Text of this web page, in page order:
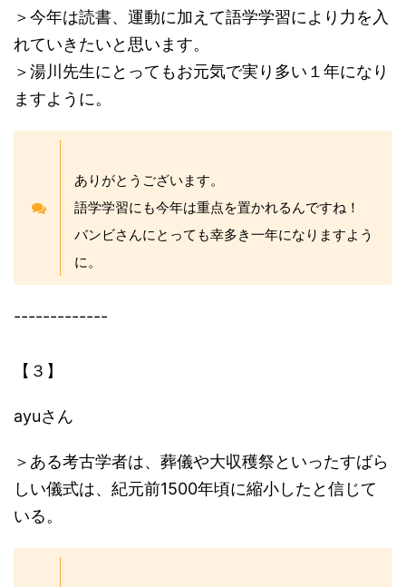
＞今年は読書、運動に加えて語学学習により力を入
れていきたいと思います。
＞湯川先生にとってもお元気で実り多い１年になり
ますように。
ありがとうございます。
語学学習にも今年は重点を置かれるんですね！
バンビさんにとっても幸多き一年になりますよう
に。
-------------
【３】
ayuさん
＞ある考古学者は、葬儀や大収穫祭といったすばら
しい儀式は、紀元前1500年頃に縮小したと信じて
いる。